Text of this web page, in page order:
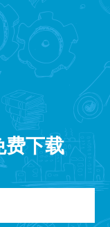
费下载